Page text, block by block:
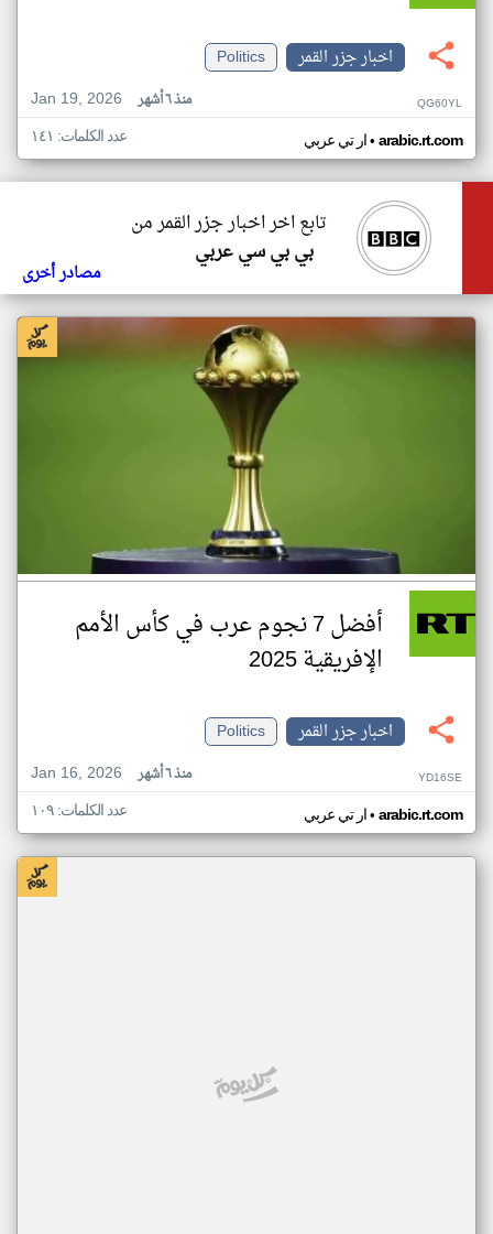
اخبار جزر القمر
Politics
Jan 19, 2026
منذ ٦ أشهر QG60YL
ار تي عربي• arabic.rt.com عدد الكلمات: ١٤١
تابع اخر اخبار جزر القمر من
بي بي سي عربي
مصادر أخرى
أفضل 7 نجوم عرب في كأس الأمم
الإفريقية 2025
اخبار جزر القمر
Politics
Jan 16, 2026
منذ ٦ أشهر YD16SE
ار تي عربي• arabic.rt.com عدد الكلمات: ١٠٩